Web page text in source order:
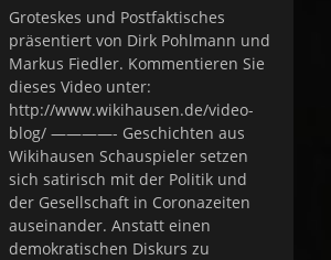
s
e
d
o
n
Groteskes und Postfaktisches
präsentiert von Dirk Pohlmann und
Markus Fiedler. Kommentieren Sie
dieses Video unter:
http://www.wikihausen.de/video-
blog/​ ————- Geschichten aus
Wikihausen Schauspieler setzen
sich satirisch mit der Politik und
der Gesellschaft in Coronazeiten
auseinander. Anstatt einen
demokratischen Diskurs zu